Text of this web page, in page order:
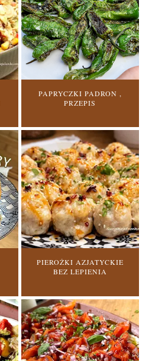
PAPRYCZKI PADRON ,
PRZEPIS
PIEROŻKI AZJATYCKIE
BEZ LEPIENIA